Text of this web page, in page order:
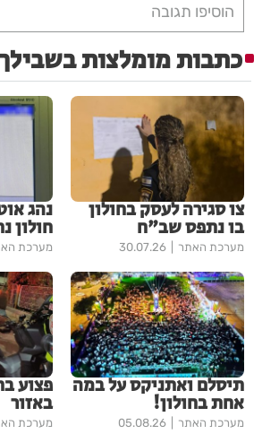
הוסיפו תגובה
כתבות מומלצות
צו סגירה לעסק בחולון
בו נתפס שב"ח
מערכת האתר 30.07.26
נהג
חולון
מערכת
תיסלם ואתניקס על במה
אחת בחולון!
מערכת האתר 05.08.26
פצוע
באזור
מערכת